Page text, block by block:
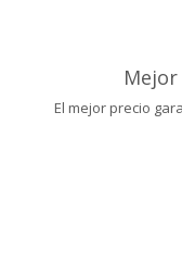
El mejor precio